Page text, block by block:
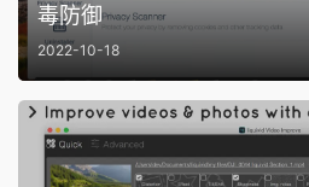
毒防御
2022-10-18